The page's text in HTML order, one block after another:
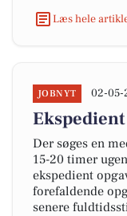
Læs hele
JOBNYT 02-05-
Der søges en
15-20 timer
ekspedient
forefaldende
senere